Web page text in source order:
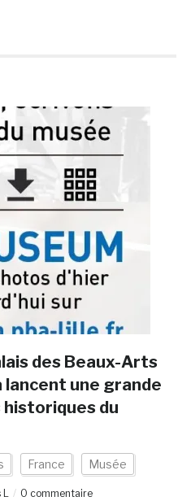
des Beaux-Arts
lancent une grande
du
France Musée
L 0 commentaire